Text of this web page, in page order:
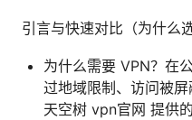
引言与快速对比（为什么
为什么需要 VPN？在
过地域限制、访问被屏
天空树 vpn官网 提供